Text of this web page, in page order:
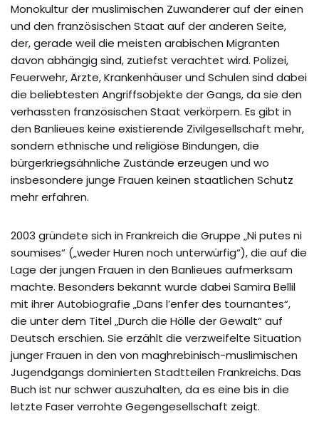
Monokultur der muslimischen Zuwanderer auf der einen
und den französischen Staat auf der anderen Seite,
der, gerade weil die meisten arabischen Migranten
davon abhängig sind, zutiefst verachtet wird. Polizei,
Feuerwehr, Ärzte, Krankenhäuser und Schulen sind dabei
die beliebtesten Angriffsobjekte der Gangs, da sie den
verhassten französischen Staat verkörpern. Es gibt in
den Banlieues keine existierende Zivilgesellschaft mehr,
sondern ethnische und religiöse Bindungen, die
bürgerkriegsähnliche Zustände erzeugen und wo
insbesondere junge Frauen keinen staatlichen Schutz
mehr erfahren.
2003 gründete sich in Frankreich die Gruppe „Ni putes ni
soumises“ („weder Huren noch unterwürfig“), die auf die
Lage der jungen Frauen in den Banlieues aufmerksam
machte. Besonders bekannt wurde dabei Samira Bellil
mit ihrer Autobiografie „Dans l’enfer des tournantes“,
die unter dem Titel „Durch die Hölle der Gewalt“ auf
Deutsch erschien. Sie erzählt die verzweifelte Situation
junger Frauen in den von maghrebinisch-muslimischen
Jugendgangs dominierten Stadtteilen Frankreichs. Das
Buch ist nur schwer auszuhalten, da es eine bis in die
letzte Faser verrohte Gegengesellschaft zeigt.